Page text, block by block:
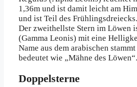
1,36m und ist damit leicht am
und ist Teil des Frühlingsdreiecks.
Der zweithellste Stern im Löwen
(Gamma Leonis) mit eine
Name aus dem arabischen
bedeutet wie „Mähne des Löwen“.
Doppelsterne